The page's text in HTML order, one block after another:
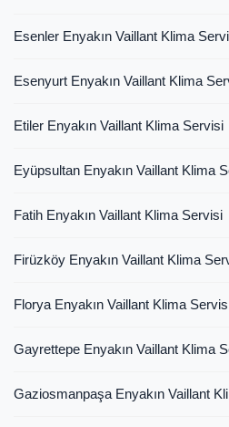
Esenler Enyakın Vaillant Klima
Esenyurt Enyakın Vaillant Klima
Etiler Enyakın Vaillant Klima Servisi
Eyüpsultan Enyakın Vaillant Klima
Fatih Enyakın Vaillant Klima Servisi
Firüzköy Enyakın Vaillant Klima
Florya Enyakın Vaillant Klima
Gayrettepe Enyakın Vaillant Klima
Gaziosmanpaşa Enyakın Vaillant